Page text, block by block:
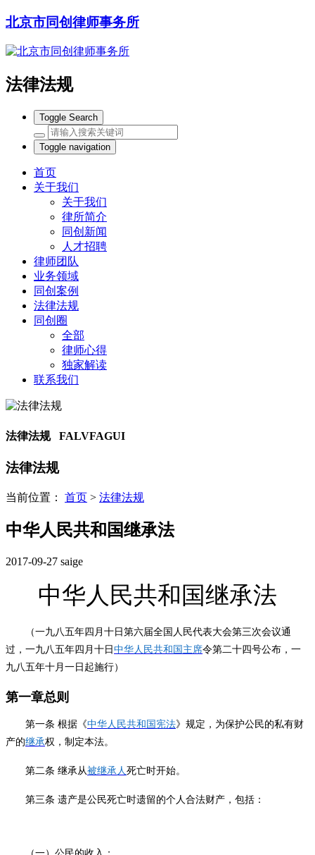
北京市同创律师事务所
法律法规
Toggle Search
Toggle navigation
首页
关于我们
关于我们
律所简介
同创新闻
人才招聘
律师团队
业务领域
同创案例
法律法规
同创圈
全部
律师心得
独家解读
联系我们
法律法规 FALVFAGUI
法律法规
当前位置： 首页 > 法律法规
中华人民共和国继承法
2017-09-27 saige
中华人民共和国继承法
（一九八五年四月十日第六届全国人民代表大会第三次会议通
过，一九八五年四月十日 中华人民共和国主席令第二十四号公布，一
九八五年十月一日起施行）
第一章总则
第一条 根据《中华人民共和国宪法》规定，为保护公民的私有财
产的继承权，制定本法。
第二条 继承从被继承人死亡时开始。
第三条 遗产是公民死亡时遗留的个人合法财产，包括：